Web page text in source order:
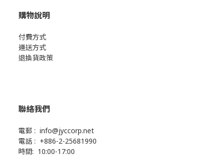
購物說明
付費方式
運送方式
退換貨政策
聯絡我們
電郵 : info@jyccorp.net
電話 : +886-2-25681990
時間: 10:00-17:00